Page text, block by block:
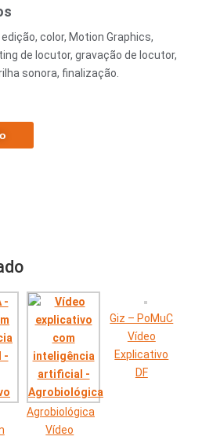
color, Motion Graphics,
de locutor, gravação de locutor,
sonora, finalização.
Agrobiológica
Vídeo
Giz – PoMuC
Vídeo
Explicativo
DF